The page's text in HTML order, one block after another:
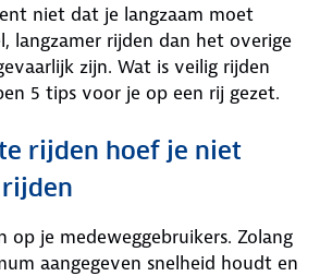
niet dat je langzaam moet
langzamer rijden dan het overige
zijn. Wat is veilig rijden
5 tips voor je op een rij gezet.
rijden hoef je niet
op je medeweggebruikers. Zolang
aangegeven snelheid houdt en